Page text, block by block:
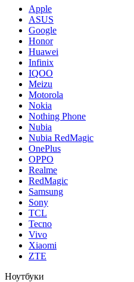
Apple
ASUS
Google
Honor
Huawei
Infinix
IQOO
Meizu
Motorola
Nokia
Nothing Phone
Nubia
Nubia RedMagic
OnePlus
OPPO
Realme
RedMagic
Samsung
Sony
TCL
Tecno
Vivo
Xiaomi
ZTE
Ноутбуки